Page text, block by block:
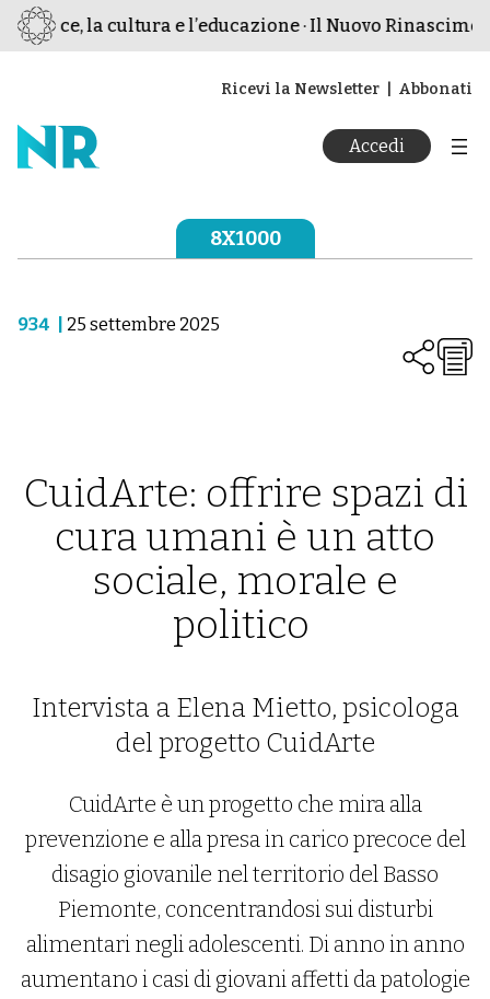
pace, la cultura e l’educazione · Il Nuovo
Ricevi la Newsletter Abbonati
Accedi
8X1000
934 25 settembre 2025
CuidArte: offrire spazi di
cura umani è un atto
sociale, morale e
politico
Intervista a Elena Mietto, psicologa
del progetto CuidArte
CuidArte è un progetto che mira alla
prevenzione e alla presa in carico precoce del
disagio giovanile nel territorio del Basso
Piemonte, concentrandosi sui disturbi
alimentari negli adolescenti. Di anno in anno
aumentano i casi di giovani affetti da patologie